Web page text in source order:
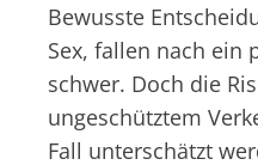
Bewusste
Sex, fallen nach ein
schwer. Doch die
ungeschütztem
Fall unterschätzt